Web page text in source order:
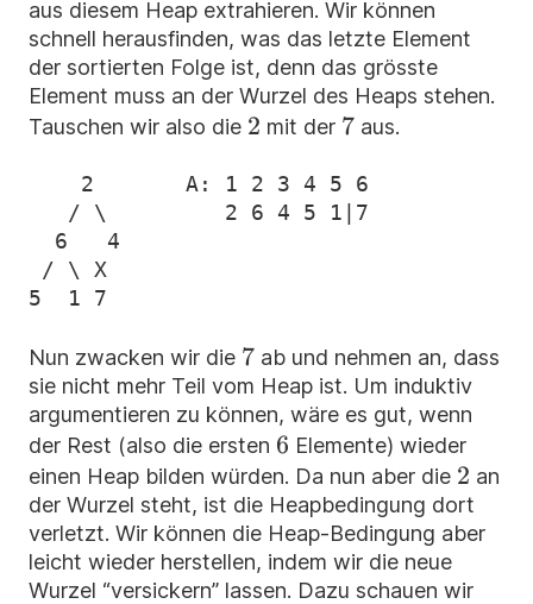
aus diesem Heap extrahieren. Wir können
schnell herausfinden, was das letzte Element
der sortierten Folge ist, denn das grösste
Element muss an der Wurzel des Heaps stehen.
Tauschen wir also die 2
2 mit der 7
7 aus.
Nun zwacken wir die 7
7 ab und nehmen an, dass
sie nicht mehr Teil vom Heap ist. Um induktiv
argumentieren zu können, wäre es gut, wenn
der Rest (also die ersten 6
6 Elemente) wieder
einen Heap bilden würden. Da nun aber die 2
2 an
der Wurzel steht, ist die Heapbedingung dort
verletzt. Wir können die Heap-Bedingung aber
leicht wieder herstellen, indem wir die neue
Wurzel “versickern” lassen. Dazu schauen wir